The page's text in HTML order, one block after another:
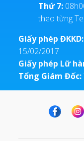
Thứ 7:
theo từng
Giấy phép ĐKKD:
15/02/2017
Giấy phép Lữ
Tổng Giám Đốc: